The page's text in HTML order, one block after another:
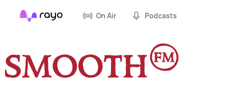
On Air Podcasts